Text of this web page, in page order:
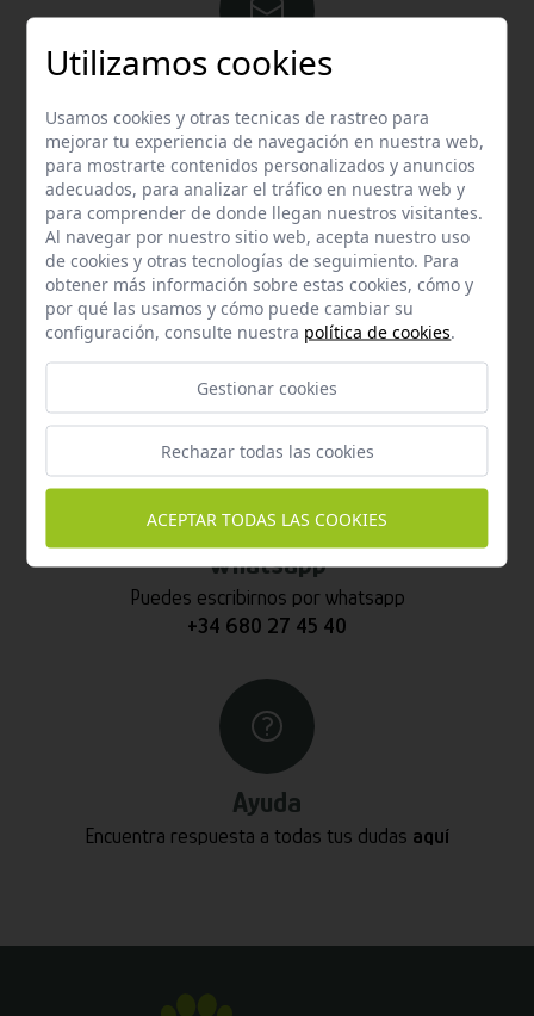
Contacta con nosotros vía email
hola@welovemascotas.com
Teléfono
587 870
Whatsapp
Puedes escribirnos por whatsapp
+34 680 27 45 40
Ayuda
Encuentra respuesta a todas tus dudas aquí
Utilizamos cookies
Usamos cookies y otras tecnicas de rastreo para
mejorar tu experiencia de navegación en nuestra web,
para mostrarte contenidos personalizados y anuncios
adecuados, para analizar el tráfico en nuestra web y
para comprender de donde llegan nuestros visitantes.
Al navegar por nuestro sitio web, acepta nuestro uso
de cookies y otras tecnologías de seguimiento. Para
obtener más información sobre estas cookies, cómo y
por qué las usamos y cómo puede cambiar su
configuración, consulte nuestra política de cookies.
Gestionar cookies
Rechazar todas las cookies
ACEPTAR TODAS LAS COOKIES